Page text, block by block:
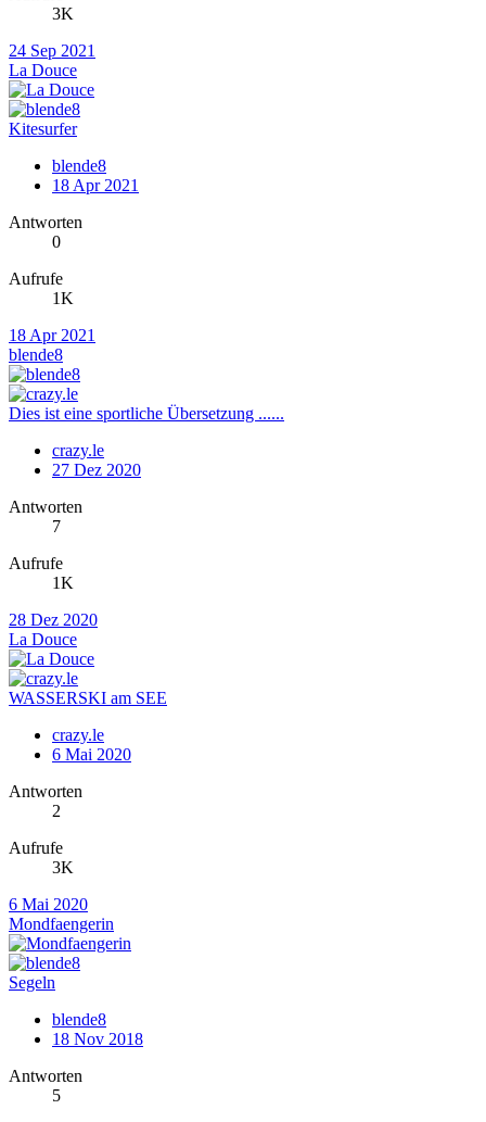
3K
24 Sep 2021
La Douce
Kitesurfer
blende8
18 Apr 2021
Antworten
0
Aufrufe
1K
18 Apr 2021
blende8
Dies ist eine sportliche Übersetzung ......
crazy.le
27 Dez 2020
Antworten
7
Aufrufe
1K
28 Dez 2020
La Douce
WASSERSKI am SEE
crazy.le
6 Mai 2020
Antworten
2
Aufrufe
3K
6 Mai 2020
Mondfaengerin
Segeln
blende8
18 Nov 2018
Antworten
5